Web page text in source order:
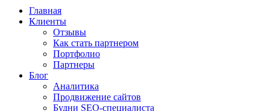
Главная
Клиенты
Отзывы
Как стать партнером
Портфолио
Партнеры
Блог
Аналитика
Продвижение сайтов
Будни SEO-специалиста